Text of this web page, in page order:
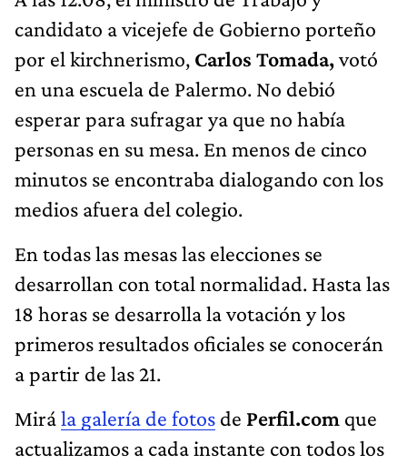
candidato a vicejefe de Gobierno porteño
por el kirchnerismo, Carlos Tomada,votó
en una escuela de Palermo. No debió
esperar para sufragar ya que no había
personas en su mesa. En menos de cinco
minutos se encontraba dialogando con los
medios afuera del colegio.
En todas las mesas las elecciones se
desarrollan con total normalidad. Hasta las
18 horas se desarrolla la votación y los
primeros resultados oficiales se conocerán
a partir de las 21.
Mirála galería de fotos de Perfil.com que
actualizamos a cada instante con todos los